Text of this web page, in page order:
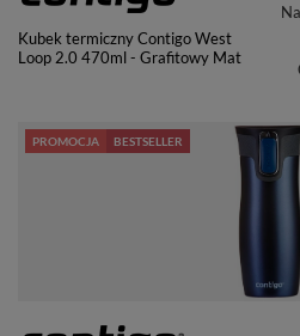
Kubek termiczny Contigo West
Loop 2.0 470ml - Grafitowy Mat
PROMOCJA BESTSELLER